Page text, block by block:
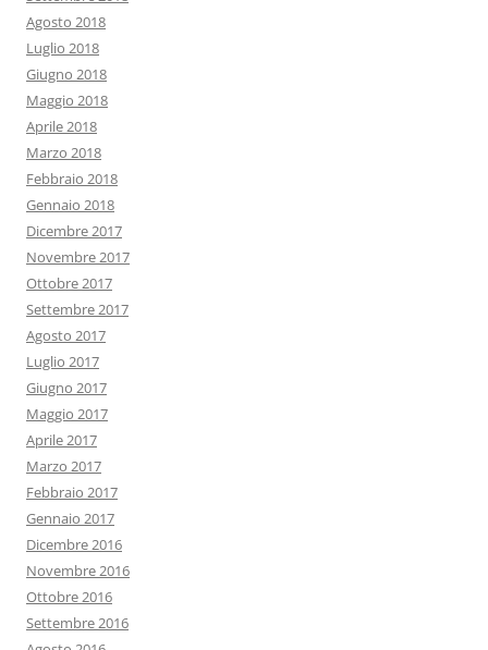
Agosto 2018
Luglio 2018
Giugno 2018
Maggio 2018
Aprile 2018
Marzo 2018
Febbraio 2018
Gennaio 2018
Dicembre 2017
Novembre 2017
Ottobre 2017
Settembre 2017
Agosto 2017
Luglio 2017
Giugno 2017
Maggio 2017
Aprile 2017
Marzo 2017
Febbraio 2017
Gennaio 2017
Dicembre 2016
Novembre 2016
Ottobre 2016
Settembre 2016